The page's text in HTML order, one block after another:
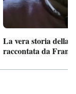
La vera storia della
raccontata da